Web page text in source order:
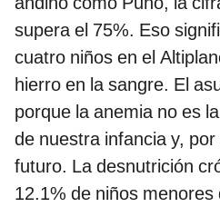
supera el 75%. Eso
cuatro niños en el
hierro en la sangre. El
porque la anemia no es
de nuestra infancia y,
futuro. La desnutrición
12.1% de niños